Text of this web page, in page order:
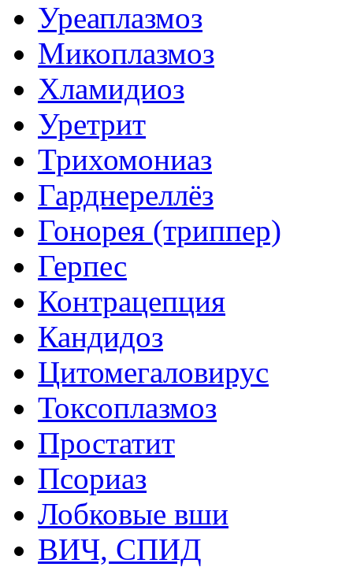
Уреаплазмоз
Микоплазмоз
Хламидиоз
Уретрит
Трихомониаз
Гарднереллёз
Гонорея (триппер)
Герпес
Контрацепция
Кандидоз
Цитомегаловирус
Токсоплазмоз
Простатит
Псориаз
Лобковые вши
ВИЧ, СПИД